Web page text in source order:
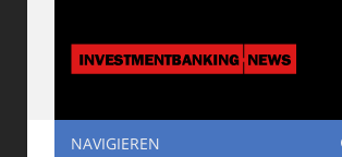
NAVIGIEREN